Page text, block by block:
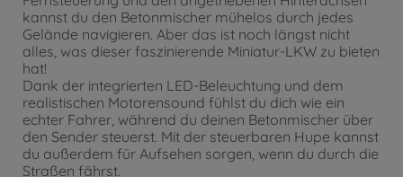
kannst du den Betonmischer mühelos durch jedes
Gelände navigieren. Aber das ist noch längst nicht
alles, was dieser faszinierende Miniatur-LKW zu bieten
hat!
Dank der integrierten LED-Beleuchtung und dem
realistischen Motorensound fühlst du dich wie ein
echter Fahrer, während du deinen Betonmischer über
den Sender steuerst. Mit der steuerbaren Hupe kannst
du außerdem für Aufsehen sorgen, wenn du durch die
Straßen fährst.